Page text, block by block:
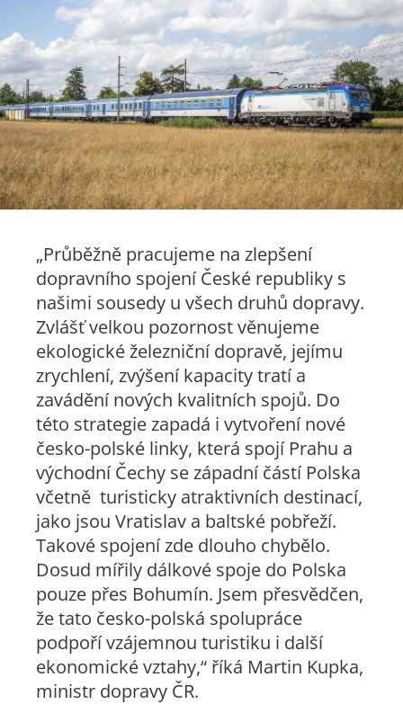
„Průběžně pracujeme na zlepšení
dopravního spojení České republiky s
našimi sousedy u všech druhů dopravy.
Zvlášť velkou pozornost věnujeme
ekologické železniční dopravě, jejímu
zrychlení, zvýšení kapacity tratí a
zavádění nových kvalitních spojů. Do
této strategie zapadá i vytvoření nové
česko-polské linky, která spojí Prahu a
východní Čechy se západní částí Polska
včetně turisticky atraktivních destinací,
jako jsou Vratislav a baltské pobřeží.
Takové spojení zde dlouho chybělo.
Dosud mířily dálkové spoje do Polska
pouze přes Bohumín. Jsem přesvědčen,
že tato česko-polská spolupráce
podpoří vzájemnou turistiku i další
ekonomické vztahy,“ říká Martin Kupka,
ministr dopravy ČR.